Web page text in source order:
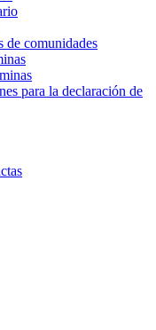
de comunidades
para la declaración de